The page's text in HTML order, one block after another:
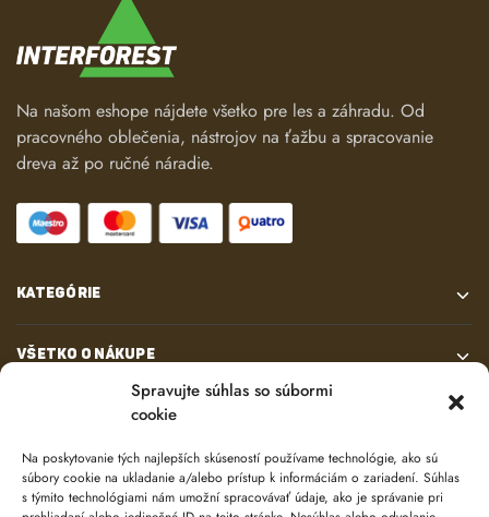
Spravujte súhlas so súbormi
cookie
Na poskytovanie tých najlepších skúseností používame technológie, ako sú
súbory cookie na ukladanie a/alebo prístup k informáciám o zariadení. Súhlas
s týmito technológiami nám umožní spracovávať údaje, ako je správanie pri
Na našom eshope nájdete všetko pre les a záhradu. Od
pracovného oblečenia, nástrojov na ťažbu a spracovanie
dreva až po ručné náradie.
KATEGÓRIE
VŠETKO O NÁKUPE